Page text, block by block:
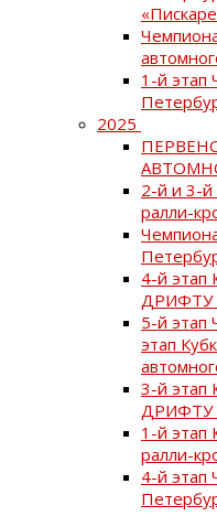
1-й этап
2025
2-й и 3-й
ралли-
4-й
ДРИФТУ
5-й этап
этап
3-й
ДРИФТУ
1-й этап
ралли-
4-й этап